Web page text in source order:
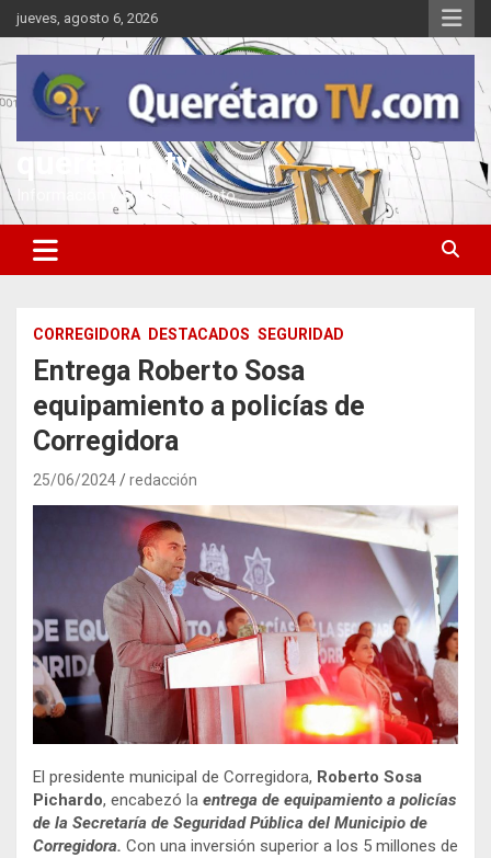
Saltar
al
contenido
jueves, agosto 6, 2026
queretarotv
Información y entretenimiento
CORREGIDORA DESTACADOS SEGURIDAD
Entrega Roberto Sosa
equipamiento a policías de
Corregidora
25/06/2024 redacción
El presidente municipal de Corregidora, Roberto Sosa
Pichardo, encabezó la entrega de equipamiento a policías
de la Secretaría de Seguridad Pública del Municipio de
Corregidora. Con una inversión superior a los 5 millones de